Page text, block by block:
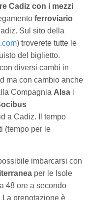
Cadiz con i mezzi
ferroviario
Sul sito della
) troverete tutte le
del biglietto.
diversi cambi in
ma con cambio anche
Compagnia Alsa i
a Cadiz. Il tempo
(tempo per le
imbarcarsi con
per le Isole
48 ore a secondo
La prenotazione è